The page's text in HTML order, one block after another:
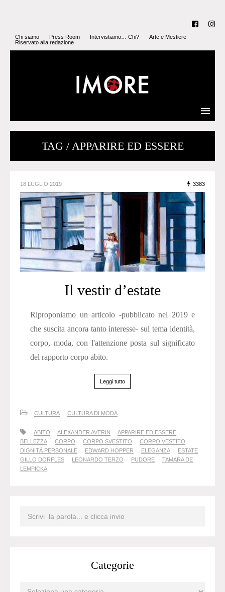
Chi siamo Press Room Intervistiamo… Chi?
Arte e Mestiere
Riservato alla redazione
TAG / APPARIRE ED ESSERE
18 LUGLIO 2019 3383
Il vestir d’estate
Riproponiamo un articolo -pubblicato nel 2019 e
che suscita ancora tanto interesse- sul tema identità,
corpo, moda, con l'attenzione posta sul significato
del rapporto corpo abito.
Leggi tutto
CULTURA CULTURA DI MODA
ABITO ALEXANDER AVERIN
APPARIRE ED ESSERE
BELLEZZA
CORPO CORPO SVESTITO
CORPO VESTITO
DIGNITÀ PERSONALE
EDWARD HOPPER ELEGANZA
ESTATE
GILLO DORFLES
LEONARDO TERZO PUDORE
TAMARA DE
LEMPICKA
Categorie